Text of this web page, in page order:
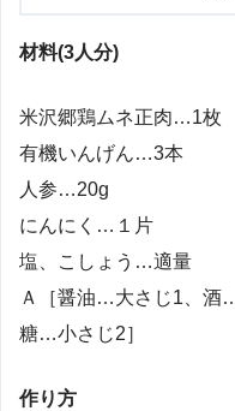
材料(3人分)
米沢郷鶏ムネ正肉…1枚
有機いんげん…3本
人参…20g
にんにく…１片
塩、こしょう…適量
Ａ［醤油…大さじ1、酒
糖…小さじ2］
作り方